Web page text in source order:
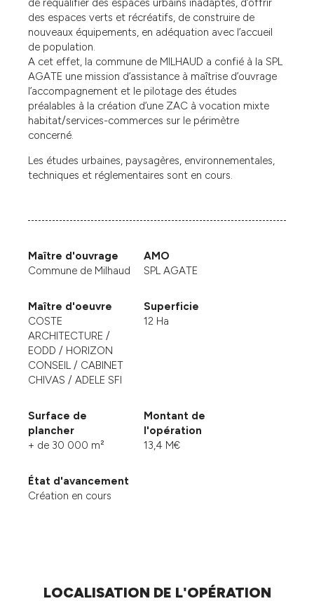
de requalifier des espaces urbains inadaptés, d’offrir
des espaces verts et récréatifs, de construire de
nouveaux équipements, en adéquation avec l’accueil
de population.
A cet effet, la commune de MILHAUD a confié à la SPL
AGATE une mission d’assistance à maîtrise d’ouvrage
l’accompagnement et le pilotage des études
préalables à la création d’une ZAC à vocation mixte
habitat/services-commerces sur le périmètre
concerné.
Les études urbaines, paysagères, environnementales,
techniques et réglementaires sont en cours.
Maître d'ouvrage
Commune de Milhaud
AMO
SPL AGATE
Maître d'oeuvre
COSTE
ARCHITECTURE /
EODD / HORIZON
CONSEIL / CABINET
CHIVAS / ADELE SFI
Superficie
12 Ha
Surface de
plancher
+ de 30 000 m²
Montant de
l'opération
13,4 M€
État d'avancement
Création en cours
LOCALISATION DE L'OPÉRATION